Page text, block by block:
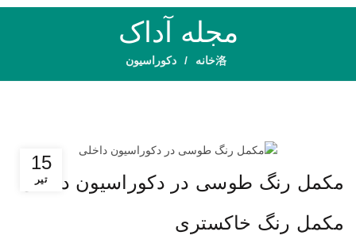
مجله آداک
خانه دکوراسیون
15
تیر
مکمل رنگ طوسی در دکوراسیون داخلی
مکمل رنگ خاکستری